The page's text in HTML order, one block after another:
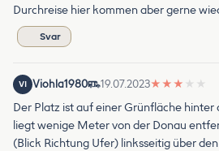
Durchreise hier kommen aber gerne
Svar
VI Viohla1980 19.07.2023★ ★ ★ ★ ★
Der Platz ist auf einer Grünfläche hinter
liegt wenige Meter von der Donau
(Blick Richtung Ufer) linksseitig über